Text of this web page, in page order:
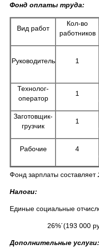
Фонд оплаты труда:
Вид работ
Кол-во
работников
Руководитель 1
Технолог-
оператор
1
Заготовщик-
грузчик
1
Рабочие 4
Фонд зарплаты составляет
Налоги:
Единые социальные
26%´(193 000
Дополнительные услуги: